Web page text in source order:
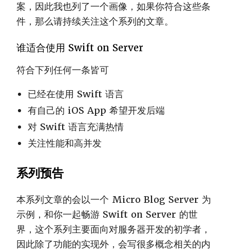
案，因此我也列了一个画像，如果你符合这些条
件，那么请持续关注这个系列的文章。
谁适合使用 Swift on Server
符合下列任何一条皆可
已经在使用 Swift 语言
有自己的 iOS App 希望开发后端
对 Swift 语言充满热情
关注性能和高并发
系列预告
本系列文章的会以一个 Micro Blog Server 为
示例，和你一起畅游 Swift on Server 的世
界，这个系列主要面向对服务器开发的初学者，
因此除了功能的实现外，会写很多概念相关的内